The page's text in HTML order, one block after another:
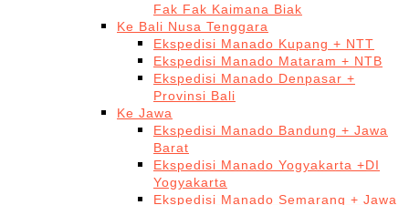
Fak Fak Kaimana Biak
Ke Bali Nusa Tenggara
Ekspedisi Manado Kupang + NTT
Ekspedisi Manado Mataram + NTB
Ekspedisi Manado Denpasar +
Provinsi Bali
Ke Jawa
Ekspedisi Manado Bandung + Jawa
Barat
Ekspedisi Manado Yogyakarta +DI
Yogyakarta
Ekspedisi Manado Semarang + Jawa